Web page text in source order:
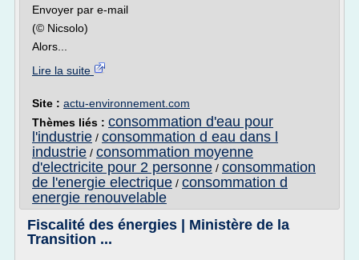
Envoyer par e-mail
(© Nicsolo)
Alors...
Lire la suite
Site : actu-environnement.com
Thèmes liés : consommation d'eau pour
l'industrie / consommation d eau dans l
industrie / consommation moyenne
d'electricite pour 2 personne / consommation
de l'energie electrique / consommation d
energie renouvelable
Fiscalité des énergies | Ministère de la
Transition ...